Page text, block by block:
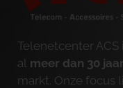
Telenetcenter ACS
al meer dan 30
markt. Onze focus